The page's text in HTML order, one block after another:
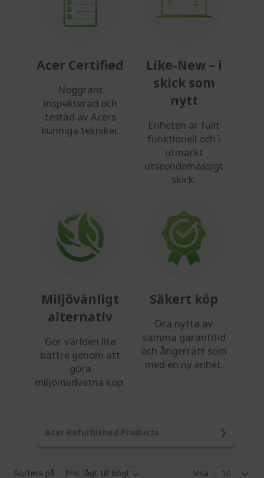
Acer Certified
Noggrant
inspekterad och
testad av Acers
kunniga tekniker.
Like-New – i
skick som
nytt
Enheten är fullt
funktionell och i
utmärkt
utseendemässigt
skick.
Miljövänligt
alternativ
Gör världen lite
bättre genom att
göra
miljömedvetna köp.
Säkert köp
Dra nytta av
samma garantitid
och ångerrätt som
med en ny enhet.
Acer Refurbished Products
Sortera på Visa